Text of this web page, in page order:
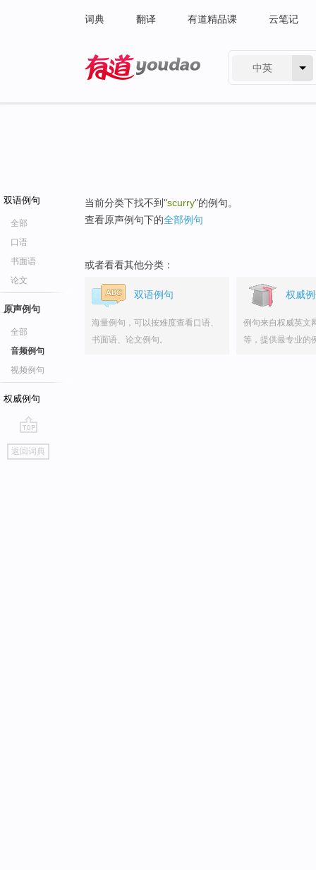
词典 翻译 有道精品课 云笔记
中英
双语例句
全部
口语
书面语
论文
原声例句
全部
音频例句
视频例句
权威例句
go
top
返回词典
当前分类下找不到"scurry"的例句。
查看原声例句下的全部例句
或者看看其他分类：
双语例句
海量例句，可以按难度查看口语、
书面语、论文例句。
权威
例句来自权威英文
等，提供最专业的